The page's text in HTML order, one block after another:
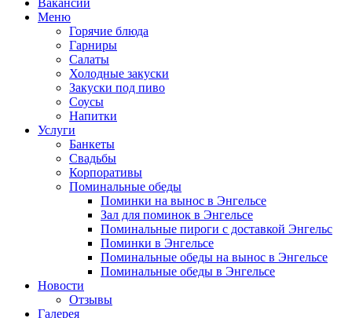
Вакансии
Меню
Горячие блюда
Гарниры
Салаты
Холодные закуски
Закуски под пиво
Соусы
Напитки
Услуги
Банкеты
Свадьбы
Корпоративы
Поминальные обеды
Поминки на вынос в Энгельсе
Зал для поминок в Энгельсе
Поминальные пироги с доставкой Энгельс
Поминки в Энгельсе
Поминальные обеды на вынос в Энгельсе
Поминальные обеды в Энгельсе
Новости
Отзывы
Галерея